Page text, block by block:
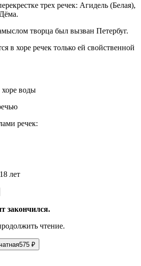
трех речек: Агидель (Белая),
творца был вызван Петербуг.
в хоре речек только ей свойственной
хоре воды
речек:
лет
закончился.
чтение.
575 ₽